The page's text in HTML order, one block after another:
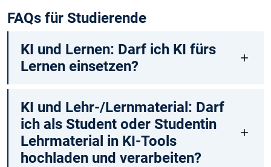
FAQs für Studierende
KI und Lernen: Darf ich KI fürs
Lernen einsetzen?
KI und Lehr-/Lernmaterial: Darf
ich als Student oder Studentin
Lehrmaterial in KI-Tools
hochladen und verarbeiten?